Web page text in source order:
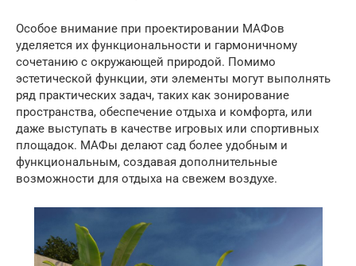
Особое внимание при проектировании МАФов
уделяется их функциональности и гармоничному
сочетанию с окружающей природой. Помимо
эстетической функции, эти элементы могут выполнять
ряд практических задач, таких как зонирование
пространства, обеспечение отдыха и комфорта, или
даже выступать в качестве игровых или спортивных
площадок. МАФы делают сад более удобным и
функциональным, создавая дополнительные
возможности для отдыха на свежем воздухе.